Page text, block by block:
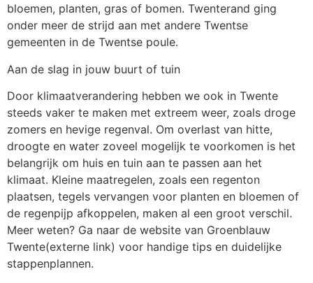
bloemen, planten, gras of bomen. Twenterand ging
onder meer de strijd aan met andere Twentse
gemeenten in de Twentse poule.
Aan de slag in jouw buurt of tuin
Door klimaatverandering hebben we ook in Twente
steeds vaker te maken met extreem weer, zoals droge
zomers en hevige regenval. Om overlast van hitte,
droogte en water zoveel mogelijk te voorkomen is het
belangrijk om huis en tuin aan te passen aan het
klimaat. Kleine maatregelen, zoals een regenton
plaatsen, tegels vervangen voor planten en bloemen of
de regenpijp afkoppelen, maken al een groot verschil.
Meer weten? Ga naar de website van Groenblauw
Twente(externe link) voor handige tips en duidelijke
stappenplannen.